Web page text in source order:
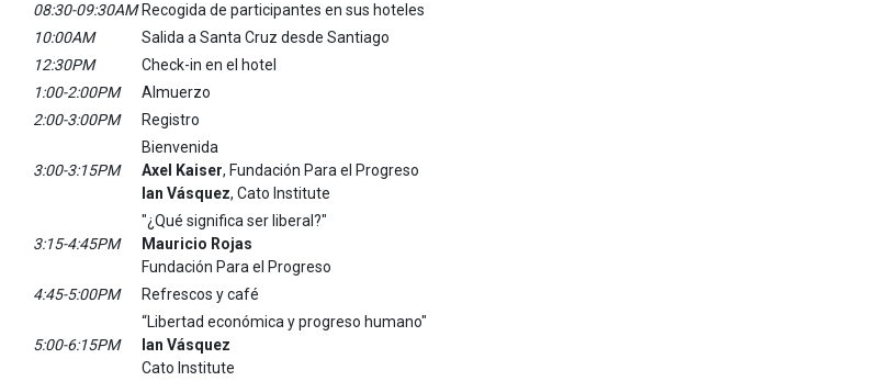
08:30-09:30AM Recogida de participantes en sus hoteles
10:00AM
Salida a Santa Cruz desde Santiago
12:30PM
Check-in en el hotel
1:00-2:00PM
Almuerzo
2:00-3:00PM
Registro
3:00-3:15PM
Bienvenida
Axel Kaiser, Fundación Para el Progreso
Ian Vásquez, Cato Institute
3:15-4:45PM
"¿Qué significa ser liberal?"
Mauricio Rojas
Fundación Para el Progreso
4:45-5:00PM
Refrescos y café
5:00-6:15PM
“Libertad económica y progreso humano"
Ian Vásquez
Cato Institute